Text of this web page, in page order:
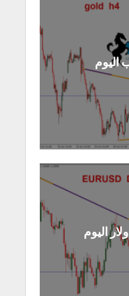
اليوم
اليوم